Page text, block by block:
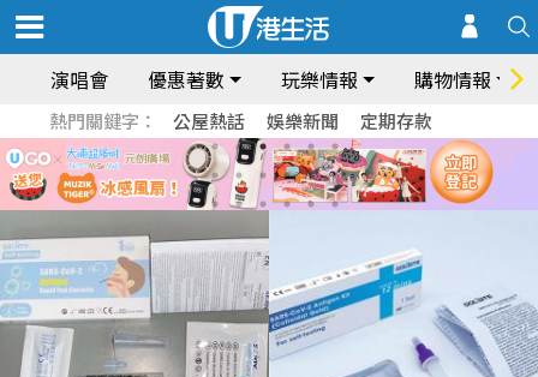
演唱會 優惠著數 玩樂情報 購物情報
熱門關鍵字： 公屋熱話 娛樂新聞 定期存款